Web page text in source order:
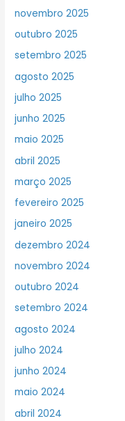
novembro 2025
outubro 2025
setembro 2025
agosto 2025
julho 2025
junho 2025
maio 2025
abril 2025
março 2025
fevereiro 2025
janeiro 2025
dezembro 2024
novembro 2024
outubro 2024
setembro 2024
agosto 2024
julho 2024
junho 2024
maio 2024
abril 2024